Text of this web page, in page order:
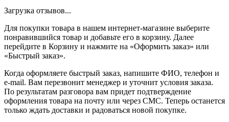
Загрузка отзывов...
Для покупки товара в нашем интернет-магазине выберите
понравившийся товар и добавьте его в корзину. Далее
перейдите в Корзину и нажмите на «Оформить заказ» или
«Быстрый заказ».
Когда оформляете быстрый заказ, напишите ФИО, телефон и
e-mail. Вам перезвонит менеджер и уточнит условия заказа.
По результатам разговора вам придет подтверждение
оформления товара на почту или через СМС. Теперь останется
только ждать доставки и радоваться новой покупке.